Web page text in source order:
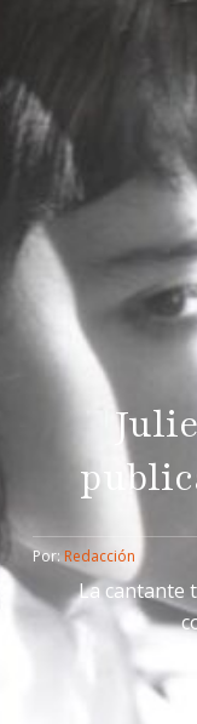
Por: Redacción
La cantante